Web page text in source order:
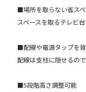
■場所を取らない省ス
スペースを取るテレビ
■配線や電源タップを
配線は支柱に隠せるの
■5段階高さ調整可能